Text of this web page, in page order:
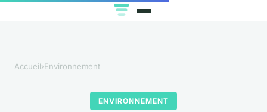
Accueil›Environnement
ENVIRONNEMENT